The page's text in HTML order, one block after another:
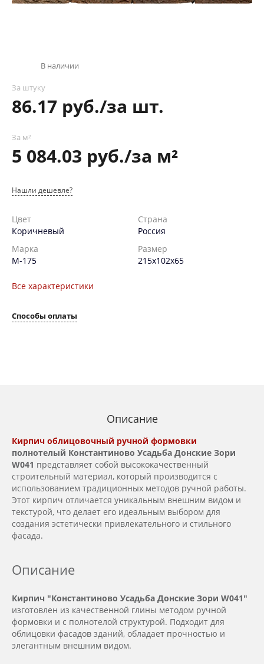
В наличии
За штуку
86.17 руб./за шт.
За м²
5 084.03 руб./за м²
Нашли дешевле?
Цвет
Коричневый
Страна
Россия
Марка
М-175
Размер
215х102х65
Все характеристики
Способы оплаты
Описание
Кирпич облицовочный ручной формовки
полнотелый Константиново Усадьба Донские Зори
W041 представляет собой высококачественный
строительный материал, который производится с
использованием традиционных методов ручной работы.
Этот кирпич отличается уникальным внешним видом и
текстурой, что делает его идеальным выбором для
создания эстетически привлекательного и стильного
фасада.
Описание
Кирпич "Константиново Усадьба Донские Зори W041"
изготовлен из качественной глины методом ручной
формовки и с полнотелой структурой. Подходит для
облицовки фасадов зданий, обладает прочностью и
элегантным внешним видом.